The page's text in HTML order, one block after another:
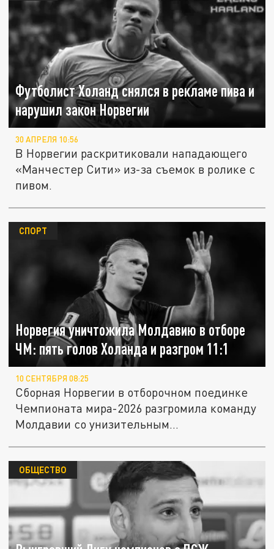
Футболист Холанд снялся в рекламе пива и
нарушил закон Норвегии
30 АПРЕЛЯ 10:56
В Норвегии раскритиковали нападающего
«Манчестер Сити» из-за съемок в ролике с
пивом.
Норвегия уничтожила Молдавию в отборе
ЧМ: пять голов Холанда и разгром 11:1
СПОРТ
10 СЕНТЯБРЯ 08:25
Сборная Норвегии в отборочном поединке
Чемпионата мира-2026 разгромила команду
Молдавии со унизительным...
ОБЩЕСТВО